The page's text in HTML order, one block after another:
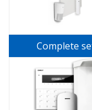
Complete